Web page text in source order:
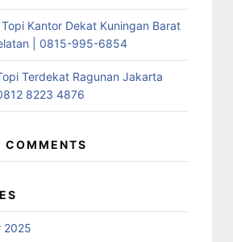
Kantor Dekat Kuningan Barat
| 0815-995-6854
Terdekat Ragunan Jakarta
8223 4876
COMMENTS
2025